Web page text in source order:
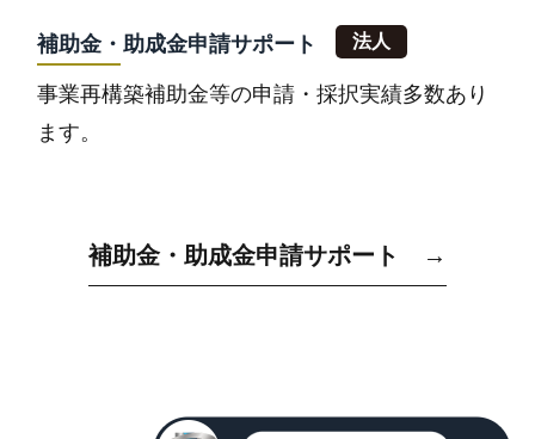
補助金・助成金申請サポート
事業再構築補助金等の申請・採択実績多数あり
ます。
補助金・助成金申請サポート →